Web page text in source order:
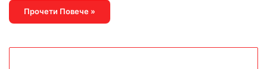
Прочети Повече »